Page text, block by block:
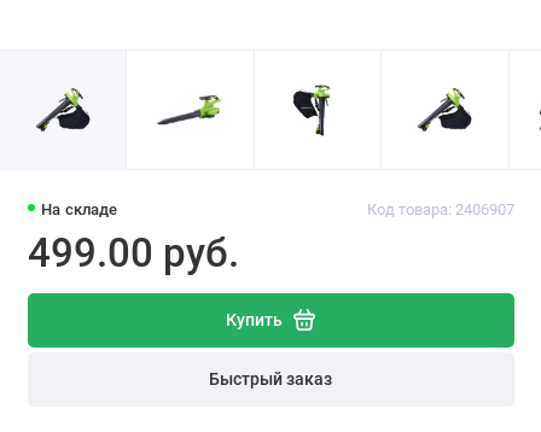
На складе Код товара: 2406907
499.00 pуб.
Купить
Быстрый заказ